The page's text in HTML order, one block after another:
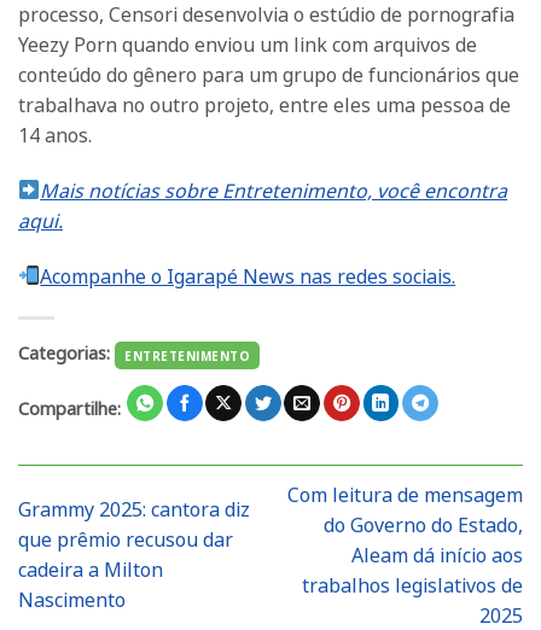
processo, Censori desenvolvia o estúdio de pornografia
Yeezy Porn quando enviou um link com arquivos de
conteúdo do gênero para um grupo de funcionários que
trabalhava no outro projeto, entre eles uma pessoa de
14 anos.
Mais notícias sobre Entretenimento, você encontra
aqui.
Acompanhe o Igarapé News nas redes sociais.
Categorias: ENTRETENIMENTO
Compartilhe:
Grammy 2025: cantora diz
que prêmio recusou dar
cadeira a Milton
Nascimento
Com leitura de mensagem
do Governo do Estado,
Aleam dá início aos
trabalhos legislativos de
2025